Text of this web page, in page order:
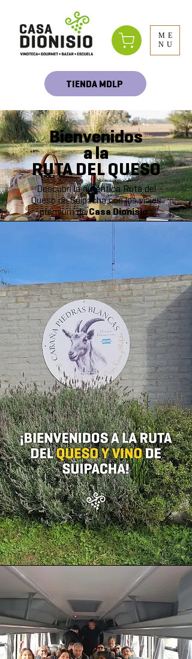
ME
NU
TIENDA MDLP
Bienvenidos
a la
RUTA DEL QUESO
Descubrí la auténtica Ruta del
Queso de Suipacha con los viajes
premium deCasa Dionisio...
RESERVAR